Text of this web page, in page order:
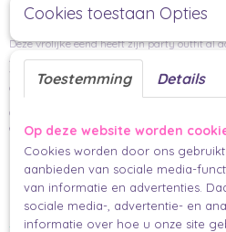
Happy Birthday
Deze vrolijke eend heeft zijn party outfit al
Achterop is ruimte om te schrijven en regels
versturen, in een envelop of in een
cadeau te geven.
Geprint op 350 grams tintoretto gesso
een structuur in het papier.
Per stuk
Makkelijk en mooi inpakken.
Cookies toestaan Opties
Toestemming Details
Op deze website worden
Cookies worden door ons
aanbieden van sociale media-
van informatie en advertenties.
sociale media-, advertentie- en
informatie over hoe u onze site